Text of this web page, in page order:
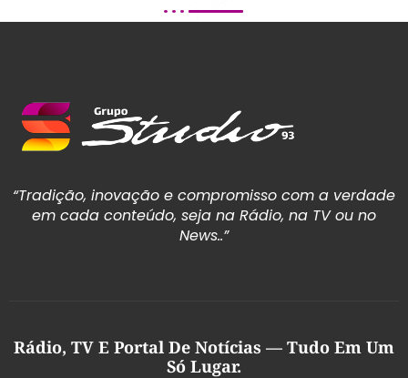
“Tradição, inovação e compromisso com a verdade
em cada conteúdo, seja na Rádio, na TV ou no
News..”
Rádio, TV E Portal De Notícias — Tudo Em Um
Só Lugar.